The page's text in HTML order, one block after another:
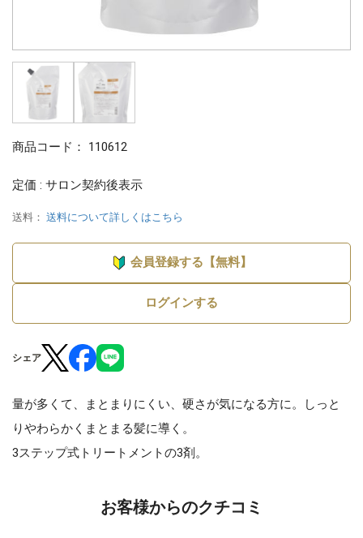
商品コード： 110612
定価 : サロン契約後表示
送料： 送料について詳しくはこちら
会員登録する【無料】
ログインする
シェア
量が多くて、まとまりにくい、硬さが気になる方に。しっと
りやわらかくまとまる髪に導く。
3ステップ式トリートメントの3剤。
お客様からのクチコミ